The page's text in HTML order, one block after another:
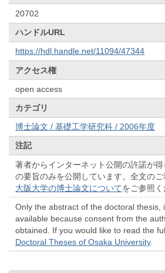
20702
ハンドルURL
https://hdl.handle.net/11094/47344
アクセス権
open access
カテゴリ
博士論文 / 基礎工学研究科 / 2006年度
注記
著者からインターネット公開の許諾が
の要旨のみを公開しています。全文のご
大阪大学の博士論文についてをご参照く
Only the abstract of the doctoral thesis,
available because consent from the
obtained. If you would like to read the
Doctoral Theses of Osaka University.